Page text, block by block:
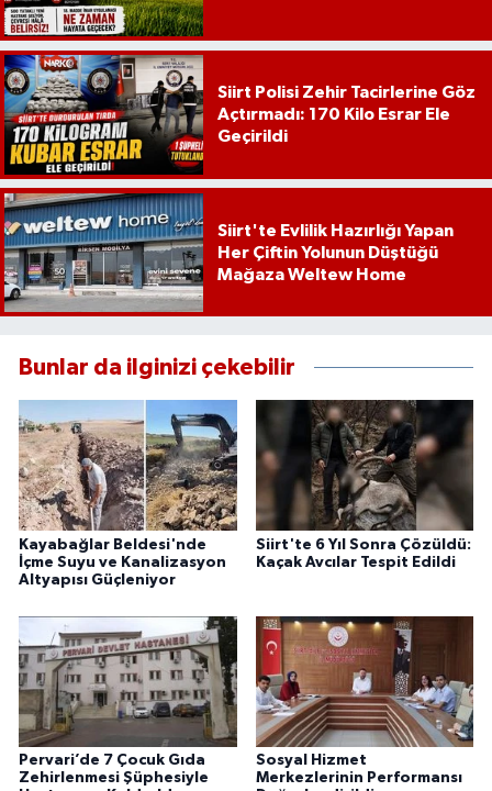
Siirt Polisi Zehir Tacirlerine Göz
Açtırmadı: 170 Kilo Esrar Ele
Geçirildi
Siirt'te Evlilik Hazırlığı Yapan
Her Çiftin Yolunun Düştüğü
Mağaza Weltew Home
Bunlar da ilginizi çekebilir
Kayabağlar Beldesi'nde
İçme Suyu ve Kanalizasyon
Altyapısı Güçleniyor
Siirt'te 6 Yıl Sonra Çözüldü:
Kaçak Avcılar Tespit Edildi
Pervari’de 7 Çocuk Gıda
Zehirlenmesi Şüphesiyle
Sosyal Hizmet
Merkezlerinin Performansı